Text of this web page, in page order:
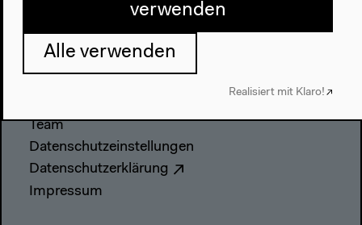
Webshop
Kontakt
Team
Datenschutzeinstellungen
Datenschutzerklärung
Impressum
verwenden
Alle verwenden
Realisiert mit Klaro!